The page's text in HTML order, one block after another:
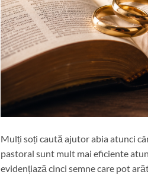
Mulți soți caută ajutor abia atunci
pastoral sunt mult mai eficiente
evidențiază cinci semne care pot